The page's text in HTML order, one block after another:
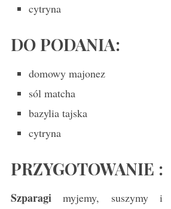
cytryna
DO PODANIA:
domowy majonez
sól matcha
bazylia tajska
cytryna
PRZYGOTOWANIE :
Szparagi myjemy, suszymy i